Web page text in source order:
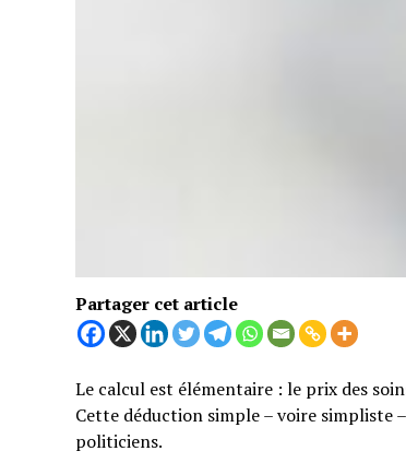
Partager cet article
Le calcul est élémentaire : le prix des
Cette déduction simple – voire simpliste
politiciens.